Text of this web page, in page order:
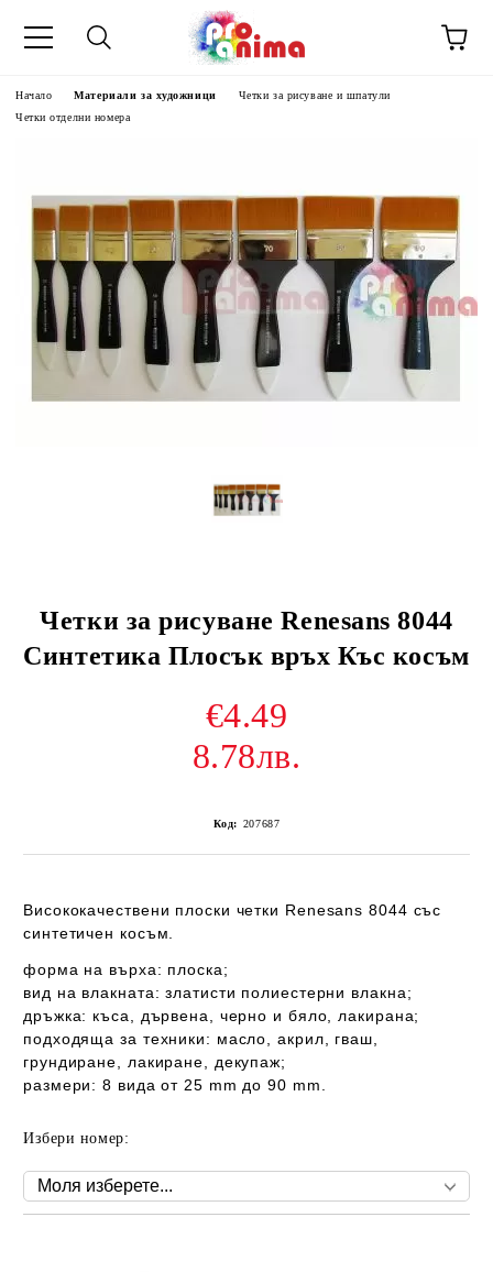
Начало Материали за художници
Четки за рисуване и шпатули
Четки отделни номера
Четки за рисуване Renesans 8044
Синтетика Плосък връх Къс косъм
€4.49
8.78лв.
Код: 207687
Висококачествени плоски четки Renesans 8044 със
синтетичен косъм.
форма на върха: плоска;
вид на влакната: златисти полиестерни влакна;
дръжка: къса, дървена, черно и бяло, лакирана;
подходяща за техники: масло, акрил, гваш,
грундиране, лакиране, декупаж;
размери: 8 вида от 25 mm до 90 mm.
Избери номер: